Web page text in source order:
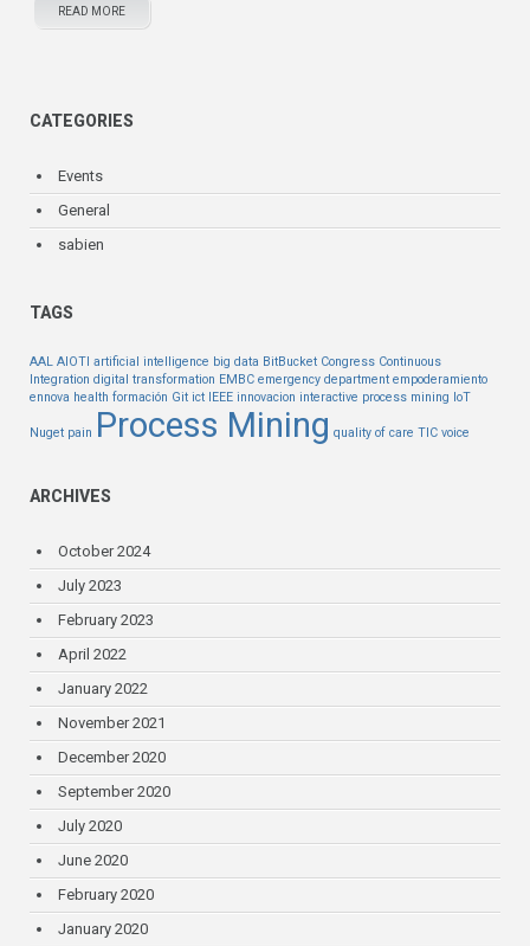
READ MORE
CATEGORIES
Events
General
sabien
TAGS
AAL AIOTI artificial intelligence big data BitBucket Congress Continuous
Integration digital transformation EMBC emergency department empoderamiento
ennova health formación Git ict IEEE innovacion interactive process mining IoT
Nuget pain Process Mining quality of care TIC voice
ARCHIVES
October 2024
July 2023
February 2023
April 2022
January 2022
November 2021
December 2020
September 2020
July 2020
June 2020
February 2020
January 2020